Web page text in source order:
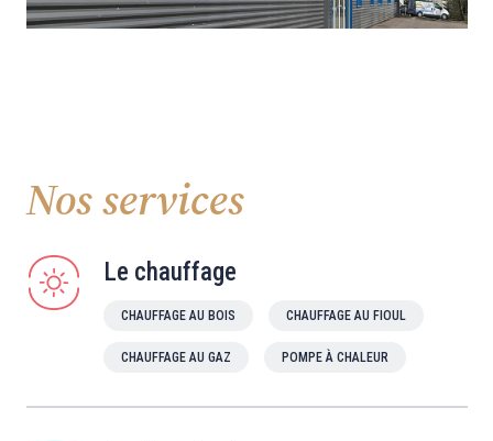
Nos services
Le chauffage
CHAUFFAGE AU BOIS CHAUFFAGE AU FIOUL
CHAUFFAGE AU GAZ POMPE À CHALEUR